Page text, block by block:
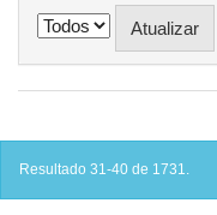
Resultado 31-40 de 1731.